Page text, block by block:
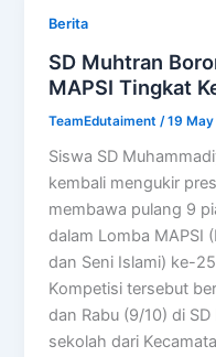
Berita
SD Muhtran
MAPSI Tingkat
TeamEdutaiment /19
Siswa SD
kembali mengukir
membawa pulang 9
dalam Lomba MAPSI
dan Seni Islami) ke-
Kompetisi tersebut
dan Rabu (9/10) di
sekolah dari